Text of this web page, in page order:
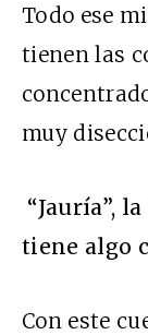
Todo ese
tienen las
muy
“Jauría”,
tiene algo
Con este